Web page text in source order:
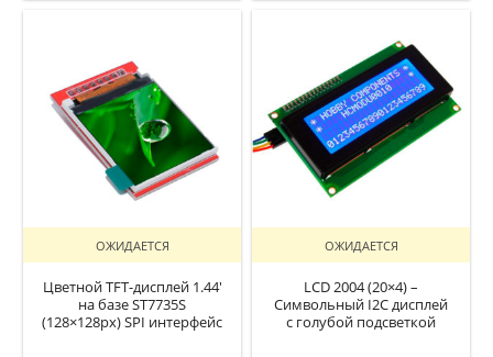
ОЖИДАЕТСЯ
Цветной TFT-дисплей 1.44′
на базе ST7735S
(128×128px) SPI интерфейс
ОЖИДАЕТСЯ
LCD 2004 (20×4) –
Символьный I2C дисплей
с голубой подсветкой